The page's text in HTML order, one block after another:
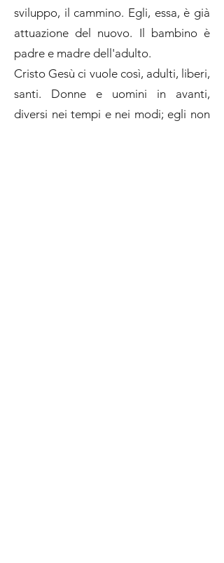
sviluppo, il cammino. Egli, essa, è già
attuazione del nuovo. Il bambino è
padre e madre dell'adulto.
Cristo Gesù ci vuole così, adulti, liberi,
santi. Donne e uomini in avanti,
diversi nei tempi e nei modi; egli non